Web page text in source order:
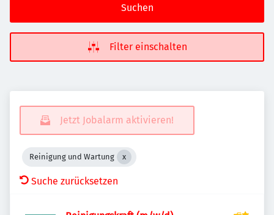
Suchen
Filter einschalten
Jetzt Jobalarm aktivieren!
Reinigung und Wartung
Suche zurücksetzen